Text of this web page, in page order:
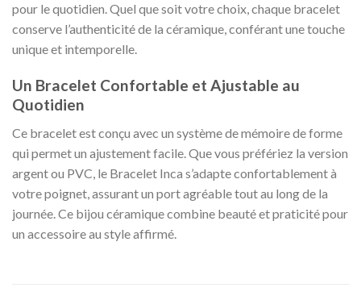
pour le quotidien. Quel que soit votre choix, chaque bracelet
conserve l’authenticité de la céramique, conférant une touche
unique et intemporelle.
Un Bracelet Confortable et Ajustable au
Quotidien
Ce bracelet est conçu avec un système de mémoire de forme
qui permet un ajustement facile. Que vous préfériez la version
argent ou PVC, le Bracelet Inca s’adapte confortablement à
votre poignet, assurant un port agréable tout au long de la
journée. Ce bijou céramique combine beauté et praticité pour
un accessoire au style affirmé.